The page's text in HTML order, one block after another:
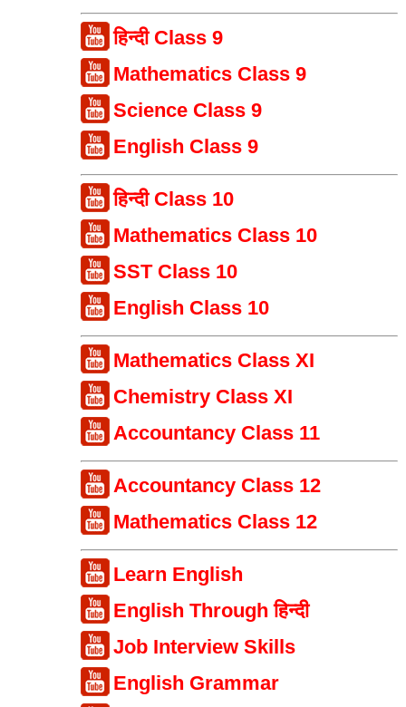
हिन्दी Class 9
Mathematics Class 9
Science Class 9
English Class 9
हिन्दी Class 10
Mathematics Class 10
SST Class 10
English Class 10
Mathematics Class XI
Chemistry Class XI
Accountancy Class 11
Accountancy Class 12
Mathematics Class 12
Learn English
English Through हिन्दी
Job Interview Skills
English Grammar